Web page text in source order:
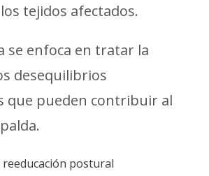
tejidos afectados.
se enfoca en tratar la
desequilibrios
que pueden contribuir al
reeducación postural